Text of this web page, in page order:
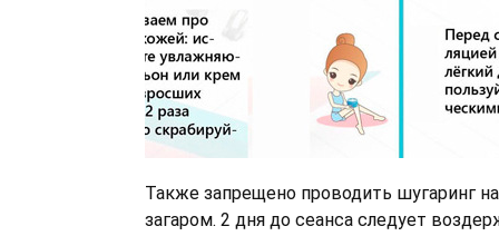
Также запрещено проводить шугаринг
загаром. 2 дня до сеанса следует